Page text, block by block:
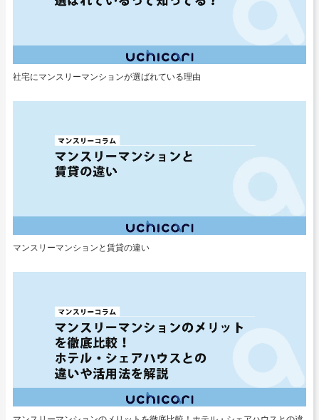
社宅にマンスリーマンションが選ばれている理由
マンスリーマンションと賃貸の違い